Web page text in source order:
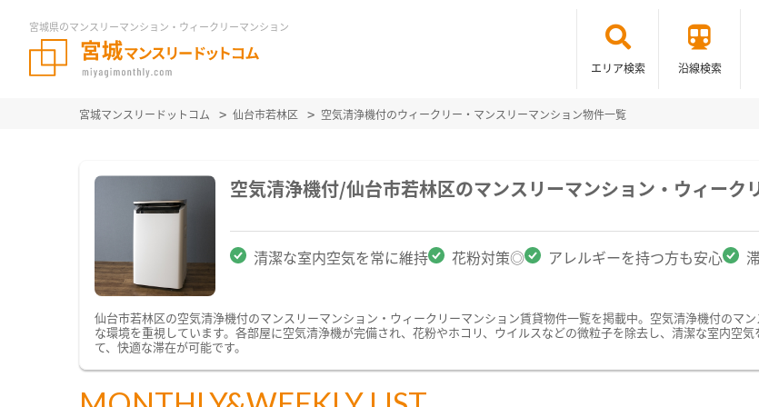
宮城県のマンスリーマンション・ウィークリーマンション
エリア検索 沿線検索
宮城マンスリードットコム 仙台市若林区 空気清浄機付のウィークリー・マンスリーマンション物件一覧
空気清浄機付/仙台市若林区のマンスリーマンション・ウィーク
清潔な室内空気を常に維持 花粉対策◎ アレルギーを持つ方も安心
仙台市若林区の空気清浄機付のマンスリーマンション・ウィークリーマンション賃貸物件一覧を掲載中。空気清浄機付のマ
な環境を重視しています。各部屋に空気清浄機が完備され、花粉やホコリ、ウイルスなどの微粒子を除去し、清潔な室内空
て、快適な滞在が可能です。